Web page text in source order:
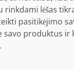
lėšas
pasitikėjimo
savo produktus